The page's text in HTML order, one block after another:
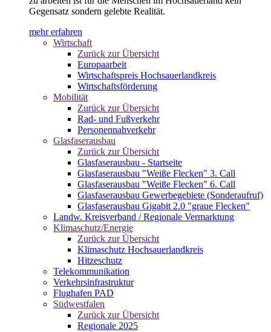
Gegensatz sondern gelebte Realität.
mehr erfahren
Wirtschaft
Zurück zur Übersicht
Europaarbeit
Wirtschaftspreis Hochsauerlandkreis
Wirtschaftsförderung
Mobilität
Zurück zur Übersicht
Rad- und Fußverkehr
Personennahverkehr
Glasfaserausbau
Zurück zur Übersicht
Glasfaserausbau - Startseite
Glasfaserausbau "Weiße Flecken" 3. Call
Glasfaserausbau "Weiße Flecken" 6. Call
Glasfaserausbau Gewerbegebiete (Sonderaufruf)
Glasfaserausbau Gigabit 2.0 "graue Flecken"
Landw. Kreisverband / Regionale Vermarktung
Klimaschutz/Energie
Zurück zur Übersicht
Klimaschutz Hochsauerlandkreis
Hitzeschutz
Telekommunikation
Verkehrsinfrastruktur
Flughafen PAD
Südwestfalen
Zurück zur Übersicht
Regionale 2025